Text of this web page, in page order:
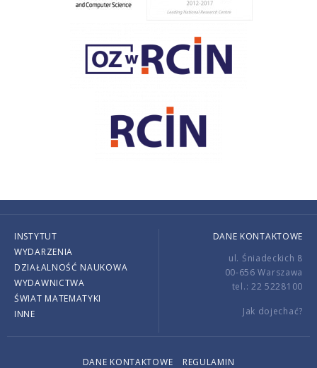
INSTYTUT
WYDARZENIA
DZIAŁALNOŚĆ NAUKOWA
WYDAWNICTWA
ŚWIAT MATEMATYKI
INNE
DANE KONTAKTOWE
ul. Śniadeckich 8
00-656 Warszawa
tel.: 22 5228100
Jak dojechać?
DANE KONTAKTOWE REGULAMIN